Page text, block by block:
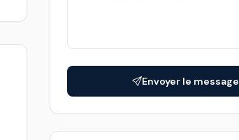
Envoyer le message